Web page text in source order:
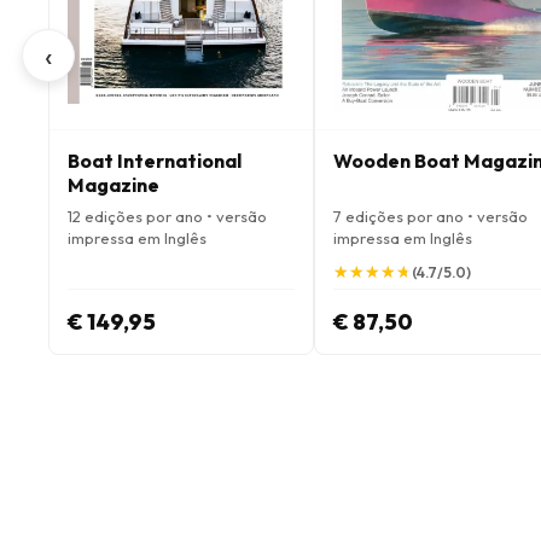
‹
Boat International
Magazine
12 edições por ano • versão
impressa em Inglês
€ 149,95
Wooden Boat
7 edições por ano • versão
impressa em Inglês
★
★★
★★
★★
★★
★ (4.7/5.0)
€ 87,50